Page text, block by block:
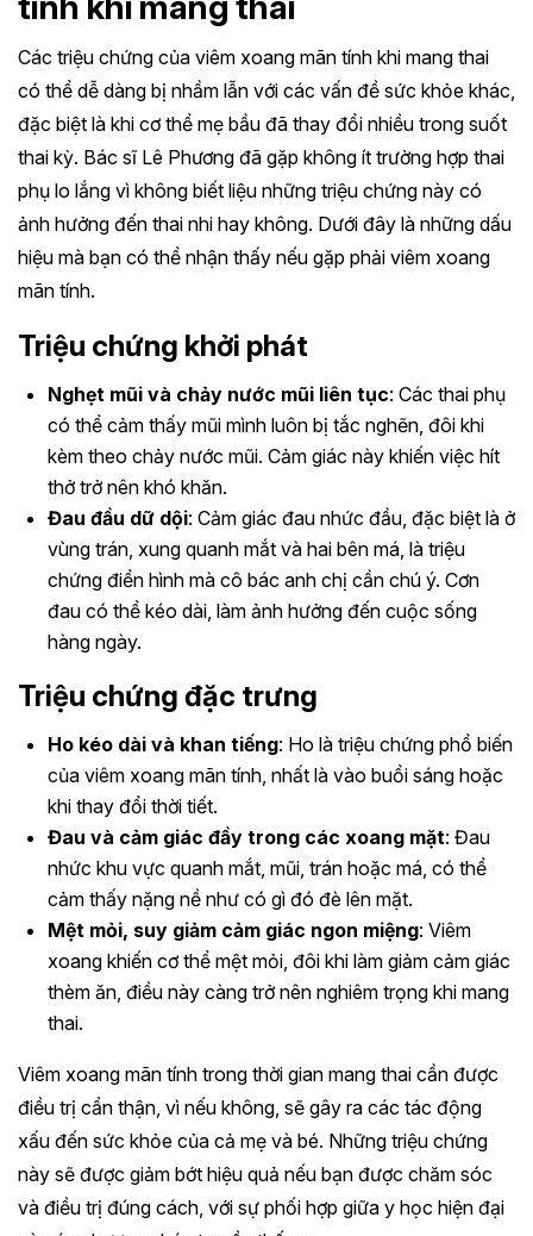
Các triệu chứng của viêm xoang mãn tính khi mang thai
có thể dễ dàng bị nhầm lẫn với các vấn đề sức khỏe khác,
đặc biệt là khi cơ thể mẹ bầu đã thay đổi nhiều trong suốt
thai kỳ. Bác sĩ Lê Phương đã gặp không ít trường hợp thai
phụ lo lắng vì không biết liệu những triệu chứng này có
ảnh hưởng đến thai nhi hay không. Dưới đây là những dấu
hiệu mà bạn có thể nhận thấy nếu gặp phải viêm xoang
mãn tính.
Triệu chứng khởi phát
Nghẹt mũi và chảy nước mũi liên tục: Các thai phụ
có thể cảm thấy mũi mình luôn bị tắc nghẽn, đôi khi
kèm theo chảy nước mũi. Cảm giác này khiến việc hít
thở trở nên khó khăn.
Đau đầu dữ dội: Cảm giác đau nhức đầu, đặc biệt là ở
vùng trán, xung quanh mắt và hai bên má, là triệu
chứng điển hình mà cô bác anh chị cần chú ý. Cơn
đau có thể kéo dài, làm ảnh hưởng đến cuộc sống
hàng ngày.
Triệu chứng đặc trưng
Ho kéo dài và khan tiếng: Ho là triệu chứng phổ biến
của viêm xoang mãn tính, nhất là vào buổi sáng hoặc
khi thay đổi thời tiết.
Đau và cảm giác đầy trong các xoang mặt: Đau
nhức khu vực quanh mắt, mũi, trán hoặc má, có thể
cảm thấy nặng nề như có gì đó đè lên mặt.
Mệt mỏi, suy giảm cảm giác ngon miệng: Viêm
xoang khiến cơ thể mệt mỏi, đôi khi làm giảm cảm giác
thèm ăn, điều này càng trở nên nghiêm trọng khi mang
thai.
Viêm xoang mãn tính trong thời gian mang thai cần được
điều trị cẩn thận, vì nếu không, sẽ gây ra các tác động
xấu đến sức khỏe của cả mẹ và bé. Những triệu chứng
này sẽ được giảm bớt hiệu quả nếu bạn được chăm sóc
và điều trị đúng cách, với sự phối hợp giữa y học hiện đại